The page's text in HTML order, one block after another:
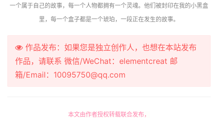
一个属于自己的故事，每一个人物都拥有一个灵魂。他们被封印在我的小黑盒
里，每一个盒子都是一个琥珀，一段正在发生的故事。
作品发布：如果您是独立创作人，也想在本站发布
作品，请联系 微信/WeChat：elementcreat 邮
箱/Email：10095750@qq.com
本文由作者授权转载联合发布，